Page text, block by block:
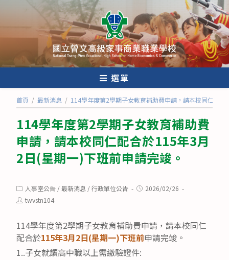
內
選單
首頁 / 最新消息 / 114學年度第2學期子女教育補助費申請，請本校同仁配
114學年度第2學期子女教育補助費
申請，請本校同仁配合於115年3月
2日(星期一)下班前申請完竣。
Post
category:
人事室公告 /最新消息 /行政單位公告
Post2026/02/26
Posttwvstn104
114學年度第2學期子女教育補助費申請，請本校同仁
配合於115年3月2日(星期一)下班前申請完竣。
1..子女就讀高中職以上需繳驗證件: